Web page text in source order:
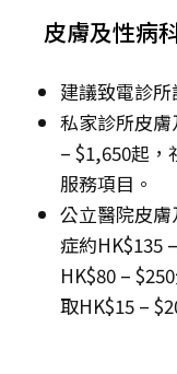
皮膚及性病
建議致電診
私家診所皮
– $1,650起，
服務項目。
公立醫院皮
症約HK$135
HK$80 –
取HK$15 –